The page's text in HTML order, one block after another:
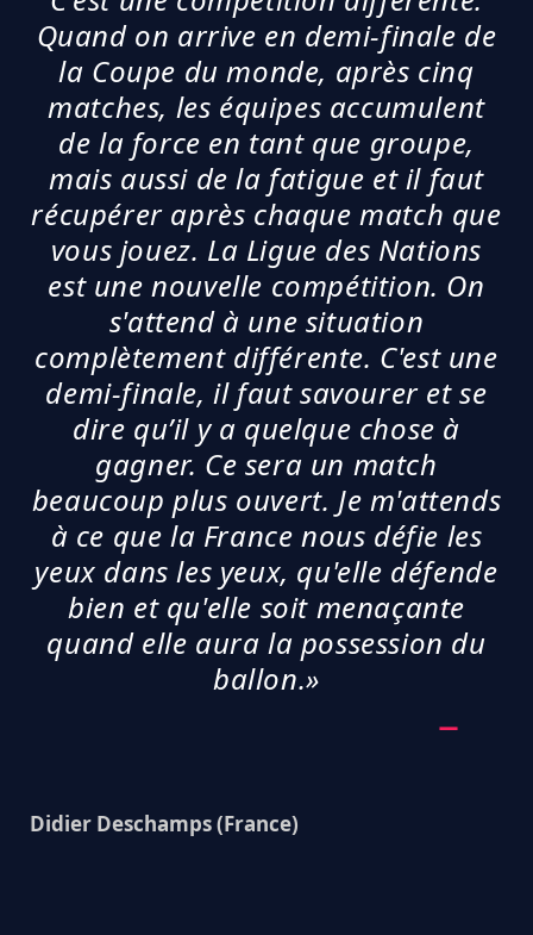
Quand on arrive en demi-finale de
la Coupe du monde, après cinq
matches, les équipes accumulent
de la force en tant que groupe,
mais aussi de la fatigue et il faut
récupérer après chaque match que
vous jouez. La Ligue des Nations
est une nouvelle compétition. On
s'attend à une situation
complètement différente. C'est une
demi-finale, il faut savourer et se
dire qu’il y a quelque chose à
gagner. Ce sera un match
beaucoup plus ouvert. Je m'attends
à ce que la France nous défie les
yeux dans les yeux, qu'elle défende
bien et qu'elle soit menaçante
quand elle aura la possession du
ballon.»
Didier Deschamps (France)